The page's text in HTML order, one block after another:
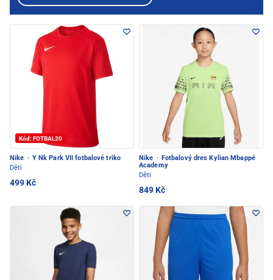
Kód: FOTBAL20
Nike · Y Nk Park VII fotbalové triko
Děti
499 Kč
Nike · Fotbalový dres Kylian Mbappé
Academy
Děti
849 Kč